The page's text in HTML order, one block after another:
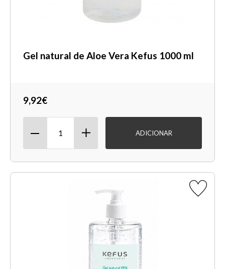
Gel natural de Aloe Vera Kefus 1000 ml
9,92€
ADICIONAR